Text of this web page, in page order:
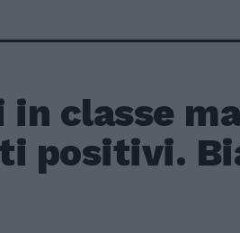
classe
positivi.